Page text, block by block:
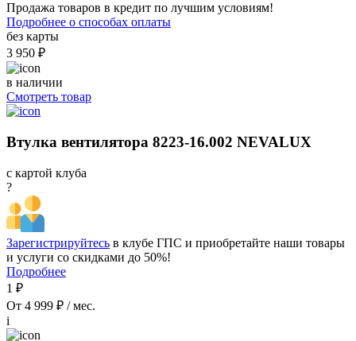
Продажа товаров в кредит по лучшим условиям!
Подробнее о способах оплаты
без карты
3 950 ₽
в наличии
Смотреть товар
Втулка вентилятора 8223-16.002 NEVALUX
с картой клуба
?
Зарегистрируйтесь в клубе ГПС и приобретайте наши товары
и услуги со скидками до 50%!
Подробнее
1 ₽
От 4 999 ₽ / мес.
i